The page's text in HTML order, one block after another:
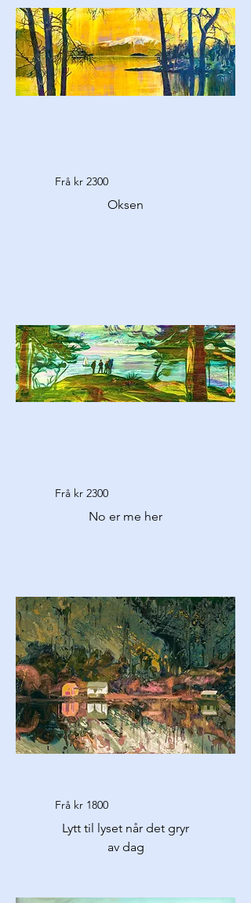
Frå kr 2300
Oksen
Frå kr 2300
No er me her
Frå kr 1800
Lytt til lyset når det gryr
av dag